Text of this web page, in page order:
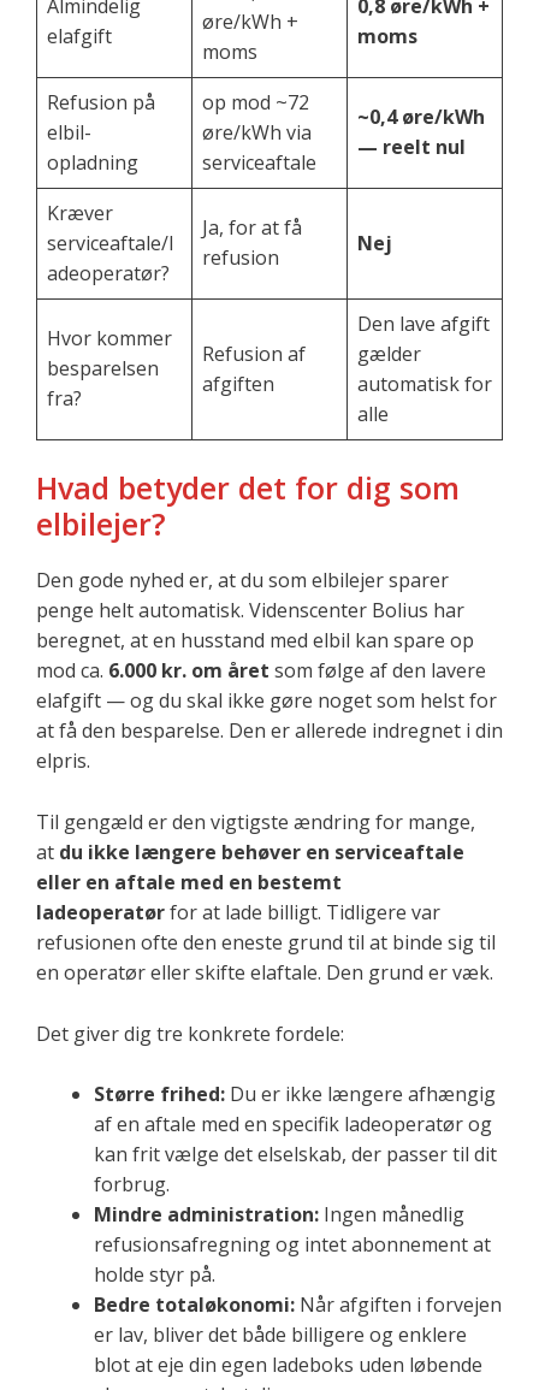
Almindelig
elafgift
øre/kWh +
moms
0,8 øre/kWh +
moms
Refusion på
elbil-
opladning
op mod ~72
øre/kWh via
serviceaftale
~0,4 øre/kWh
— reelt nul
Kræver
serviceaftale/l
adeoperatør?
Ja, for at få
refusion
Nej
Hvor kommer
besparelsen
fra?
Refusion af
afgiften
Den lave afgift
gælder
automatisk for
alle
Hvad betyder det for dig som
elbilejer?
Den gode nyhed er, at du som elbilejer sparer
penge helt automatisk. Videnscenter Bolius har
beregnet, at en husstand med elbil kan spare op
mod ca. 6.000 kr. om året som følge af den lavere
elafgift — og du skal ikke gøre noget som helst for
at få den besparelse. Den er allerede indregnet i din
elpris.
Til gengæld er den vigtigste ændring for mange,
at du ikke længere behøver en serviceaftale
eller en aftale med en bestemt
ladeoperatørfor at lade billigt. Tidligere var
refusionen ofte den eneste grund til at binde sig til
en operatør eller skifte elaftale. Den grund er væk.
Det giver dig tre konkrete fordele:
Større frihed: Du er ikke længere afhængig
af en aftale med en specifik ladeoperatør og
kan frit vælge det elselskab, der passer til dit
forbrug.
Mindre administration: Ingen månedlig
refusionsafregning og intet abonnement at
holde styr på.
Bedre totaløkonomi: Når afgiften i forvejen
er lav, bliver det både billigere og enklere
blot at eje din egen ladeboks uden løbende